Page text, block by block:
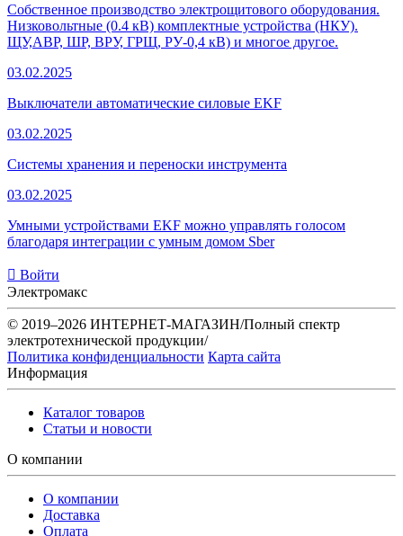
Собственное производство электрощитового оборудования.
Низковольтные (0.4 кВ) комплектные устройства (НКУ).
ЩУ,АВР, ШР, ВРУ, ГРЩ, РУ-0,4 кВ) и многое другое.
03.02.2025
Выключатели автоматические силовые EKF
03.02.2025
Системы хранения и переноски инструмента
03.02.2025
Умными устройствами EKF можно управлять голосом
благодаря интеграции с умным домом Sber
Войти
Электромакс
© 2019–2026 ИНТЕРНЕТ-МАГАЗИН/Полный спектр
электротехнической продукции/
Политика конфиденциальности Карта сайта
Информация
Каталог товаров
Статьи и новости
О компании
О компании
Доставка
Оплата